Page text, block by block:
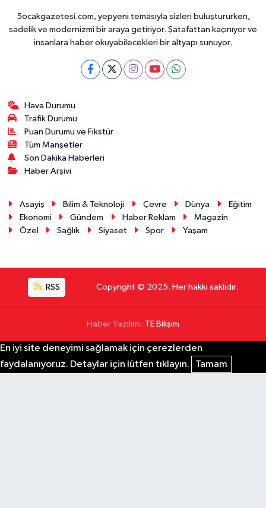
5ocakgazetesi.com, yepyeni temasıyla sizleri buluştururken,
sadelik ve modernizmi bir araya getiriyor. Şatafattan kaçınıyor ve
insanlara haber okuyabilecekleri bir altyapı sunuyor.
Hava Durumu
Trafik Durumu
Puan Durumu ve Fikstür
Tüm Manşetler
Son Dakika Haberleri
Haber Arşivi
Asayiş Bilim & Teknoloji Çevre Dünya
Eğitim
Ekonomi
Gündem Haber Reklam
Magazin
Özel
Sağlık Siyaset Spor Yaşam
RSS Copyright © 2025. Her hakkı saklıdır.
Haber Yazılımı: TE Bilişim
En iyi site deneyimi sağlamak için çerezlerden
faydalanıyoruz. Detaylar için lütfen tıklayın.
Tamam